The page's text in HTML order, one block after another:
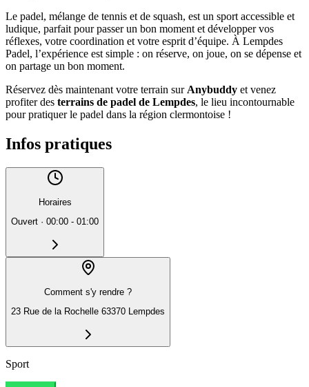
Le padel, mélange de tennis et de squash, est un sport accessible et
ludique, parfait pour passer un bon moment et développer vos
réflexes, votre coordination et votre esprit d’équipe. À Lempdes
Padel, l’expérience est simple : on réserve, on joue, on se dépense et
on partage un bon moment.
Réservez dès maintenant votre terrain sur Anybuddy et venez
profiter des terrains de padel de Lempdes, le lieu incontournable
pour pratiquer le padel dans la région clermontoise !
Infos pratiques
Horaires
Ouvert · 00:00 - 01:00
Comment s'y rendre ?
23 Rue de la Rochelle 63370 Lempdes
Sport